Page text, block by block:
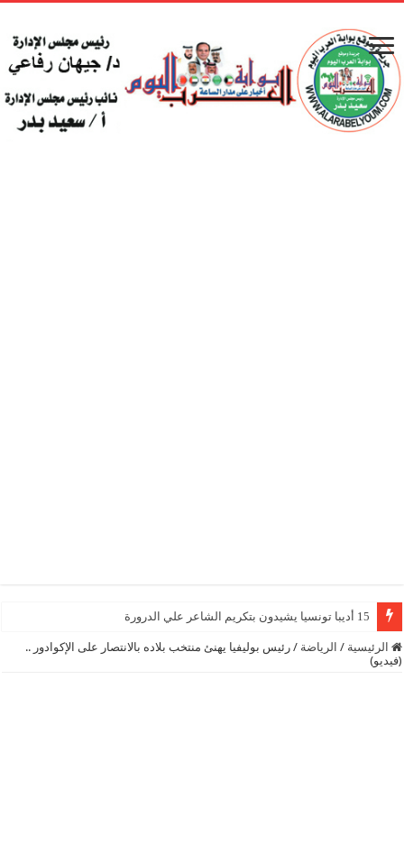
15 أديبا تونسيا يشيدون بتكريم الشاعر علي الدرورة
الرئيسية / الرياضة / رئيس بوليفيا يهنئ منتخب بلاده بالانتصار على الإكوادور ..
(فيديو)